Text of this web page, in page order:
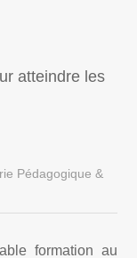
atteindre les
Pédagogique &
formation au